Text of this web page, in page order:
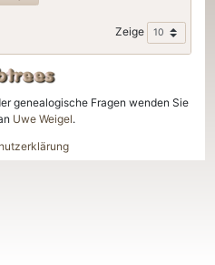
Zeige
genealogische Fragen wenden Sie
Uwe Weigel.